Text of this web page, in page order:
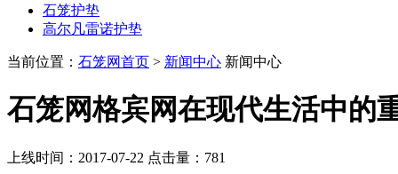
石笼护垫
高尔凡雷诺护垫
当前位置： 石笼网首页 > 新闻中心 新闻中心
石笼网格宾网在现代生活中的
上线时间：2017-07-22 点击量： 781